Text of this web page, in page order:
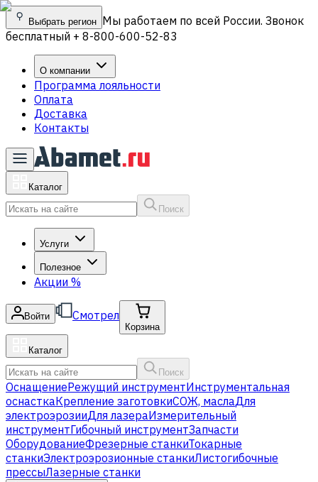
Выбрать регион Мы работаем по всей России. Звонок
бесплатный + 8-800-600-52-83
О компании
Программа лояльности
Оплата
Доставка
Контакты
Каталог
Поиск
Услуги
Полезное
Акции %
Войти Смотрел
Корзина
Каталог
Поиск
ОснащениеРежущий инструментИнструментальная
оснасткаКрепление заготовкиСОЖ, маслаДля
электроэрозииДля лазераИзмерительный
инструментГибочный инструментЗапчасти
ОборудованиеФрезерные станкиТокарные
станкиЭлектроэрозионные станкиЛистогибочные
прессыЛазерные станки